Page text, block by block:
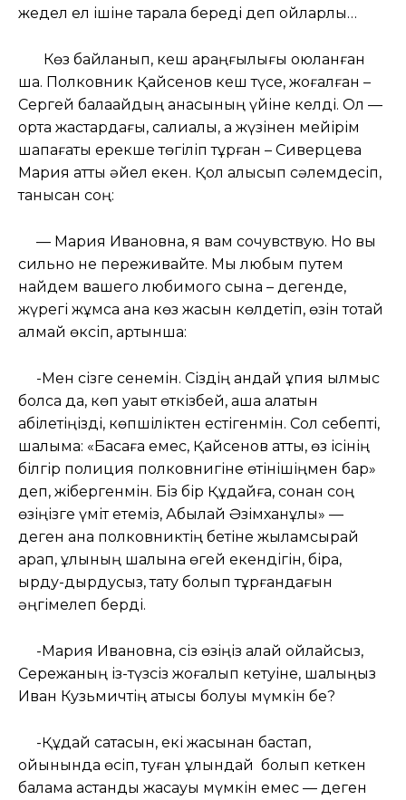
жедел ел ішіне тарала береді деп ойларлық…
Көз байланып, кеш қараңғылығы қоюланған
шақ. Полковник Қайсенов кеш түсе, жоғалған –
Сергей балақайдың анасының үйіне келді. Ол —
орта жастардағы, салиқалы, ақ жүзінен мейірім
шапағаты ерекше төгіліп тұрған – Сиверцева
Мария атты әйел екен. Қол алысып сәлемдесіп,
танысқан соң:
— Мария Ивановна, я вам сочувствую. Но вы
сильно не переживайте. Мы любым путем
найдем вашего любимого сына – дегенде,
жүрегі жұмсақ ана көз жасын көлдетіп, өзін тоқтай
алмай өксіп, артынша:
-Мен сізге сенемін. Сіздің қандай құпия қылмыс
болса да, көп уақыт өткізбей, аша алатын
қабілетіңізді, көпшіліктен естігенмін. Сол себепті,
шалыма: «Басқаға емес, Қайсенов атты, өз ісінің
білгір полиция полковнигіне өтінішіңмен бар»
деп, жібергенмін. Біз бір Құдайға, сонан соң
өзіңізге үміт етеміз, Абылай Әзімханұлы» —
деген ана полковниктің бетіне жыламсырай
қарап, ұлының шалына өгей екендігін, бірақ,
ырду-дырдусыз, тату болып тұрғандағын
әңгімелеп берді.
-Мария Ивановна, сіз өзіңіз қалай ойлайсыз,
Сережаның із-түзсіз жоғалып кетуіне, шалыңыз
Иван Кузьмичтің қатысы болуы мүмкін бе?
-Құдай сақтасын, екі жасынан бастап,
қойынында өсіп, туған ұлындай болып кеткен
балама қастандық жасауы мүмкін емес — деген